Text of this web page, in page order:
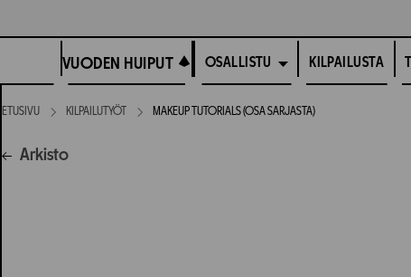
suoraan
VUODEN HUIPUT
VUODEN HUIPUT OSALLISTU KILPAILUSTA
ETUSIVU KILPAILUTYÖT MAKEUP TUTORIALS (OSA SARJASTA)
Arkisto